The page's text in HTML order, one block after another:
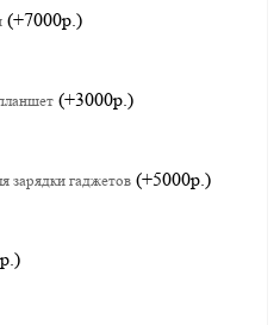
(+7000р.)
(+3000р.)
зарядки гаджетов(+5000р.)